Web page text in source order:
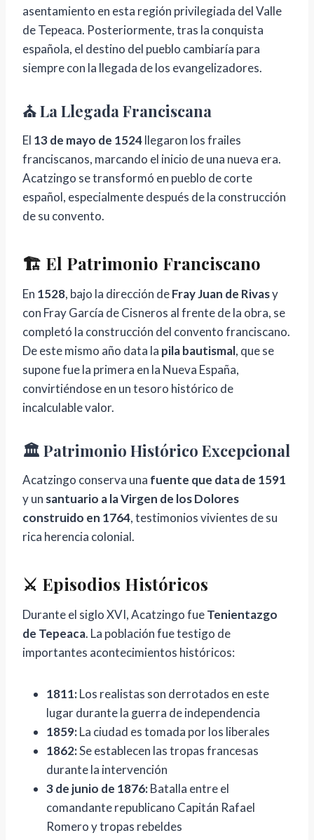
asentamiento en esta región privilegiada del Valle
de Tepeaca. Posteriormente, tras la conquista
española, el destino del pueblo cambiaría para
siempre con la llegada de los evangelizadores.
⛪ La Llegada Franciscana
El 13 de mayo de 1524llegaron los frailes
franciscanos, marcando el inicio de una nueva era.
Acatzingo se transformó en pueblo de corte
español, especialmente después de la construcción
de su convento.
🏗️ El Patrimonio Franciscano
En 1528, bajo la dirección deFray Juan de Rivasy
con Fray García de Cisneros al frente de la obra, se
completó la construcción del convento franciscano.
De este mismo año data la pila bautismal, que se
supone fue la primera en la Nueva España,
convirtiéndose en un tesoro histórico de
incalculable valor.
🏛️ Patrimonio Histórico Excepcional
Acatzingo conserva una fuente que data de 1591
y un santuario a la Virgen de los Dolores
construido en 1764, testimonios vivientes de su
rica herencia colonial.
⚔️ Episodios Históricos
Durante el siglo XVI, Acatzingo fueTenientazgo
de Tepeaca. La población fue testigo de
importantes acontecimientos históricos:
1811:Los realistas son derrotados en este
lugar durante la guerra de independencia
1859:La ciudad es tomada por los liberales
1862:Se establecen las tropas francesas
durante la intervención
3 de junio de 1876:Batalla entre el
comandante republicano Capitán Rafael
Romero y tropas rebeldes